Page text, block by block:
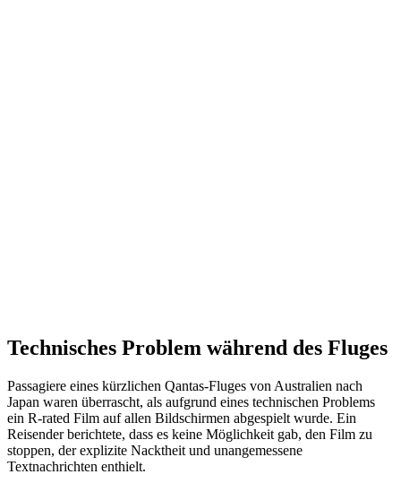
Technisches Problem während des Fluges
Passagiere eines kürzlichen Qantas-Fluges von Australien nach
Japan waren überrascht, als aufgrund eines technischen Problems
ein R-rated Film auf allen Bildschirmen abgespielt wurde. Ein
Reisender berichtete, dass es keine Möglichkeit gab, den Film zu
stoppen, der explizite Nacktheit und unangemessene
Textnachrichten enthielt.